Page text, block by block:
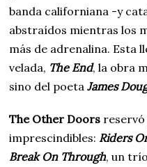
banda californiana -y
abstraídos mientras los
más de adrenalina. Esta
velada, The End, la obra
sino del poetaJames
The Other Doors
imprescindibles: Riders
Break On Through, un